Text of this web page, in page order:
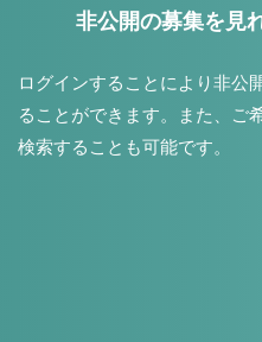
非公開の募集を見
ログインすることにより非公
ることができます。また、ご
検索することも可能です。